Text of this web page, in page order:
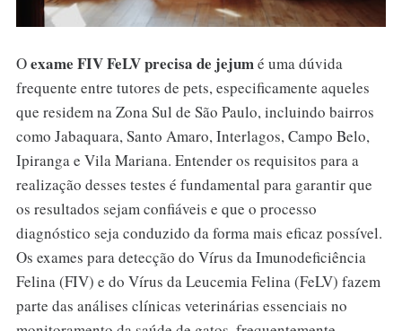
Oexame FIV FeLV precisa de jejumé uma dúvida
frequente entre tutores de pets, especificamente aqueles
que residem na Zona Sul de São Paulo, incluindo bairros
como Jabaquara, Santo Amaro, Interlagos, Campo Belo,
Ipiranga e Vila Mariana. Entender os requisitos para a
realização desses testes é fundamental para garantir que
os resultados sejam confiáveis e que o processo
diagnóstico seja conduzido da forma mais eficaz possível.
Os exames para detecção do Vírus da Imunodeficiência
Felina (FIV) e do Vírus da Leucemia Felina (FeLV) fazem
parte das análises clínicas veterinárias essenciais no